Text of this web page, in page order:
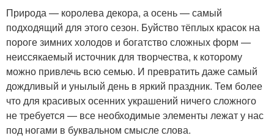
Природа — королева декора, а осень — самый
подходящий для этого сезон. Буйство тёплых красок на
пороге зимних холодов и богатство сложных форм —
неиссякаемый источник для творчества, к которому
можно привлечь всю семью. И превратить даже самый
дождливый и унылый день в яркий праздник. Тем более
что для красивых осенних украшений ничего сложного
не требуется — все необходимые элементы лежат у нас
под ногами в буквальном смысле слова.